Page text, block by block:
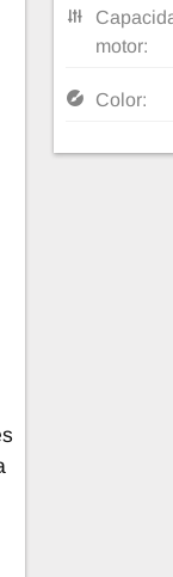
motor:
Color: